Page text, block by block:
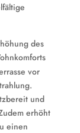
des
vor
und
erhöht
einen